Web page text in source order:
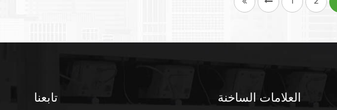
تابعنا العلامات الساخنة